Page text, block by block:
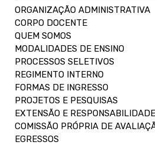
ORGANIZAÇÃO ADMINISTRATIVA
CORPO DOCENTE
QUEM SOMOS
MODALIDADES DE ENSINO
PROCESSOS SELETIVOS
REGIMENTO INTERNO
FORMAS DE INGRESSO
PROJETOS E PESQUISAS
EXTENSÃO E
COMISSÃO PRÓPRIA DE
EGRESSOS